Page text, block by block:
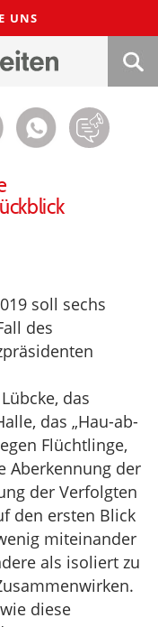
UNS
soll sechs
des
das
das „Hau-ab-
Flüchtlinge,
Aberkennung der
der Verfolgten
den ersten Blick
miteinander
als isoliert zu
diese